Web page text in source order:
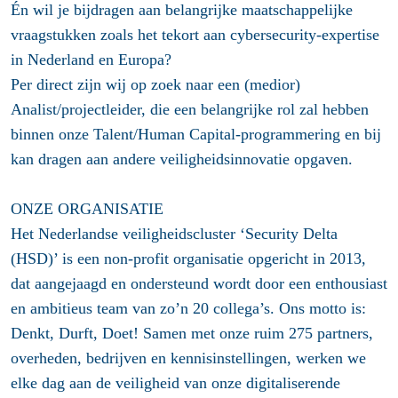
Én wil je bijdragen aan belangrijke maatschappelijke
vraagstukken zoals het tekort aan cybersecurity-expertise
in Nederland en Europa?
Per direct zijn wij op zoek naar een (medior)
Analist/projectleider, die een belangrijke rol zal hebben
binnen onze Talent/Human Capital-programmering en bij
kan dragen aan andere veiligheidsinnovatie opgaven.
ONZE ORGANISATIE
Het Nederlandse veiligheidscluster ‘Security Delta
(HSD)’ is een non-profit organisatie opgericht in 2013,
dat aangejaagd en ondersteund wordt door een enthousiast
en ambitieus team van zo’n 20 collega’s. Ons motto is:
Denkt, Durft, Doet! Samen met onze ruim 275 partners,
overheden, bedrijven en kennisinstellingen, werken we
elke dag aan de veiligheid van onze digitaliserende